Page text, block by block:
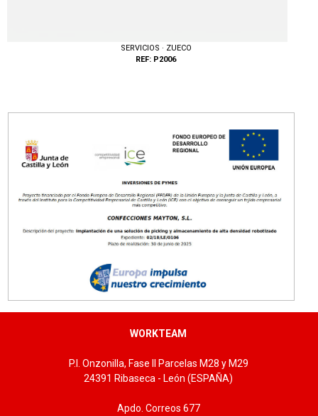
SERVICIOS · ZUECO
REF: P2006
WORKTEAM
P.I. Onzonilla, Fase II Parcelas M28 y M29
24391 Ribaseca - León (ESPAÑA)
Apdo. Correos 677